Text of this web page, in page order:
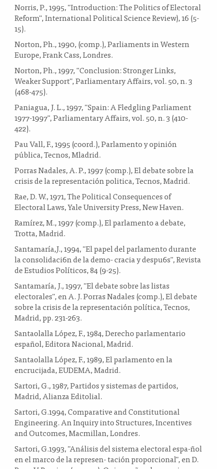
Norris, P., 1995, "Introduction: The Politics of Electoral
Reform", International Political Science Review), 16 (5-
15).
Norton, Ph., 1990, (comp.), Parliaments in Western
Europe, Frank Cass, Londres.
Norton, Ph., 1997, "Conclusion: Stronger Links,
Weaker Support", Parliamentary Affairs, vol. 50, n. 3
(468-475).
Paniagua, J. L., 1997, "Spain: A Fledgling Parliament
1977-1997", Parliamentary Affairs, vol. 50, n. 3 (410-
422).
Pau Vall, F., 1995 (coord.), Parlamento y opinión
pública, Tecnos, Mladrid.
Porras Nadales, A. P., 1997 (comp.), El debate sobre la
crisis de la representación politica, Tecnos, Madrid.
Rae, D. W., 1971, The Political Consequences of
Electoral Laws, Yale University Press, New Haven.
Ramírez, M., 1997 (comp.), El parlamento a debate,
Trotta, Madrid.
Santamaría,J., 1994, "El papel del parlamento durante
la consolidaci6n de la demo- cracia y despu6s", Revista
de Estudios Políticos, 84 (9-25).
Santamaría, J., 1997, "El debate sobre las listas
electorales", en A. J. Porras Nadales (comp.), El debate
sobre la crisis de la representación política, Tecnos,
Madrid, pp. 231-263.
Santaolalla López, F., 1984, Derecho parlamentario
español, Editora Nacional, Madrid.
Santaolalla López, F., 1989, El parlamento en la
encrucijada, EUDEMA, Madrid.
Sartori, G., 1987, Partidos y sistemas de partidos,
Madrid, Alianza Editolial.
Sartori, G.1994, Comparative and Constitutional
Engineering. An Inquiry into Structures, Incentives
and Outcomes, Macmillan, Londres.
Sartori, G.1993, "Análisis del sistema electoral espa-ñol
en el marco de la represen- tación proporcional", en D.